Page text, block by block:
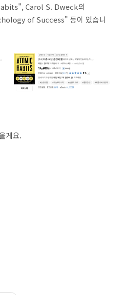
Carol S. Dweck의
of Success" 등이 있습니
게요.